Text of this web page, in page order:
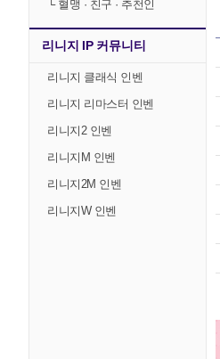
└혈맹 · 친구 · 추천인
리니지 IP 커뮤니티
리니지 클래식 인벤
리니지 리마스터 인벤
리니지2 인벤
리니지M 인벤
리니지2M 인벤
리니지W 인벤